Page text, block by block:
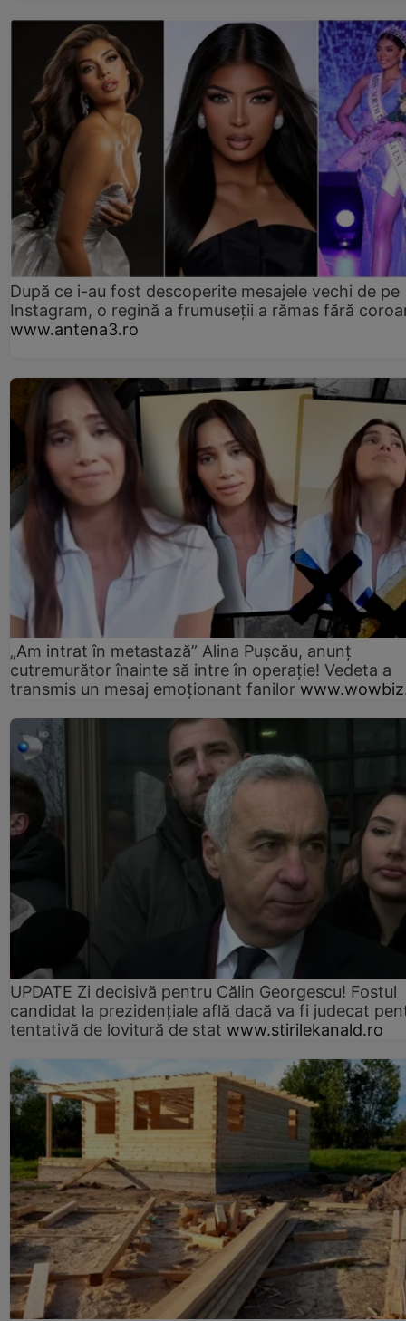
După ce i-au fost descoperite mesajele vechi de pe
Instagram, o regină a frumuseții a rămas fără
www.antena3.ro
„Am intrat în metastază” Alina Pușcău, anunț
cutremurător înainte să intre în operație! Vedeta a
transmis un mesaj emoționant fanilor
UPDATE Zi decisivă pentru Călin Georgescu! Fostul
candidat la prezidențiale află dacă va fi judecat
tentativă de lovitură de stat www.stirilekanald.ro